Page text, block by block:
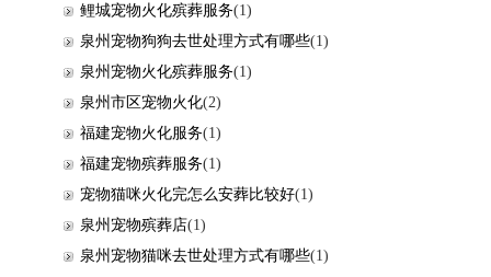
鲤城宠物火化殡葬服务(1)
泉州宠物狗狗去世处理方式有哪些(1)
泉州宠物火化殡葬服务(1)
泉州市区宠物火化(2)
福建宠物火化服务(1)
福建宠物殡葬服务(1)
宠物猫咪火化完怎么安葬比较好(1)
泉州宠物殡葬店(1)
泉州宠物猫咪去世处理方式有哪些(1)